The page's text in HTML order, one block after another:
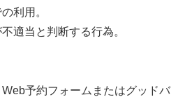
利用。
適当と判断する行為。
予約フォームまたはグッドバ